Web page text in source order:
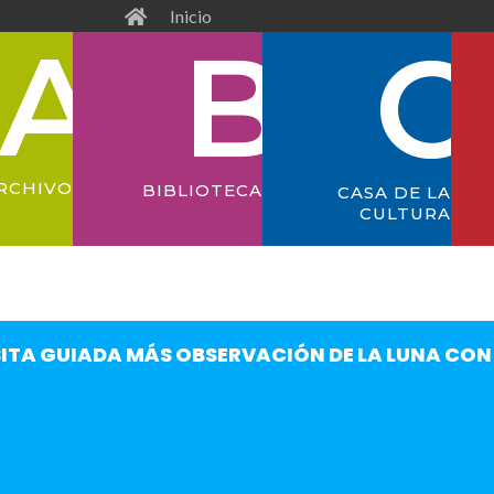
Inicio
BIBLIOTECA
CASA DE LA
CULTURA
GUIADA MÁS OBSERVACIÓN DE LA LUNA